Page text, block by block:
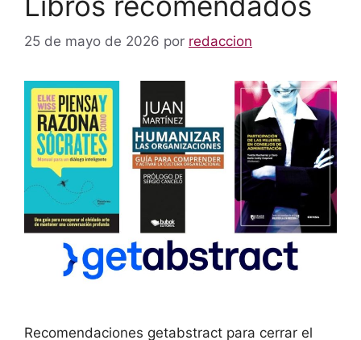
25 de mayo de 2026 por redaccion
Recomendaciones getabstract para cerrar el